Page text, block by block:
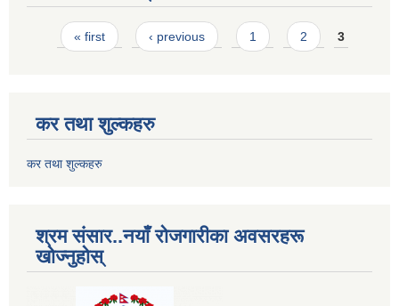
Pages
« first ‹ previous 1 2 3
कर तथा शुल्कहरु
कर तथा शुल्कहरु
श्रम संसार..नयाँ रोजगारीका अवसरहरू
खोज्नुहोस्